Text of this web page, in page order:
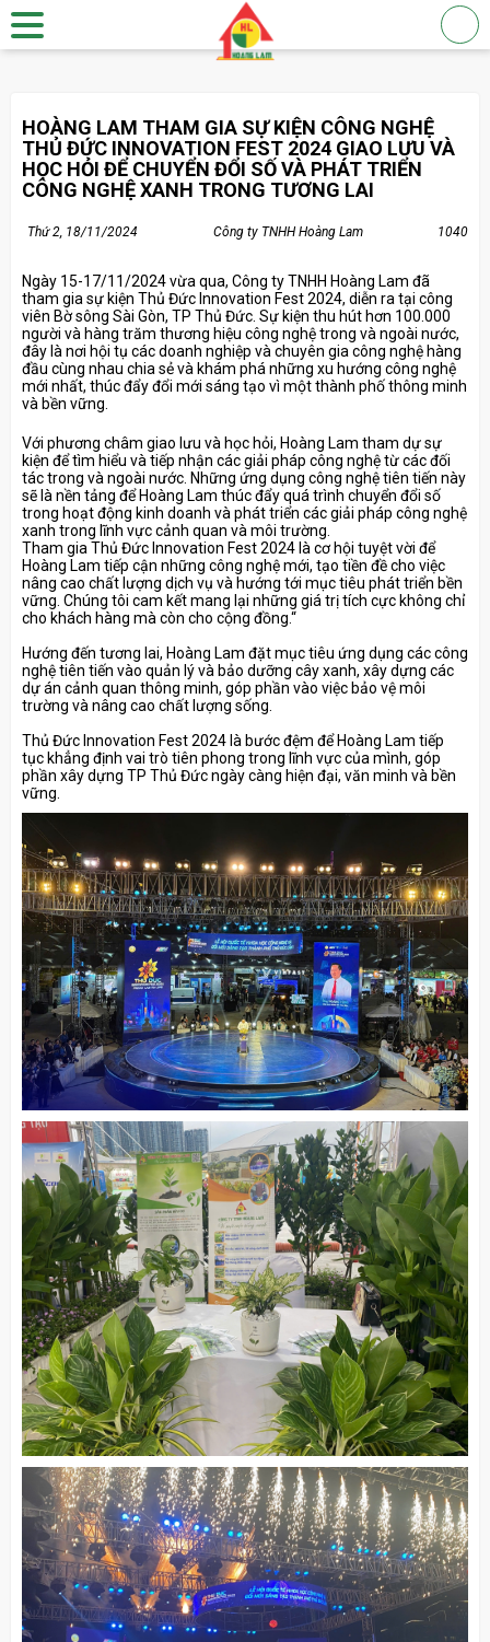
HOÀNG LAM THAM GIA SỰ KIỆN CÔNG NGHỆ
THỦ ĐỨC INNOVATION FEST 2024 GIAO LƯU VÀ
HỌC HỎI ĐỂ CHUYỂN ĐỔI SỐ VÀ PHÁT TRIỂN
CÔNG NGHỆ XANH TRONG TƯƠNG LAI
Thứ 2, 18/11/2024 Công ty TNHH Hoàng Lam 1040
Ngày 15-17/11/2024 vừa qua, Công ty TNHH Hoàng Lam đã
tham gia sự kiện Thủ Đức Innovation Fest 2024, diễn ra tại công
viên Bờ sông Sài Gòn, TP Thủ Đức. Sự kiện thu hút hơn 100.000
người và hàng trăm thương hiệu công nghệ trong và ngoài nước,
đây là nơi hội tụ các doanh nghiệp và chuyên gia công nghệ hàng
đầu cùng nhau chia sẻ và khám phá những xu hướng công nghệ
mới nhất, thúc đẩy đổi mới sáng tạo vì một thành phố thông minh
và bền vững.
Với phương châm giao lưu và học hỏi, Hoàng Lam tham dự sự
kiện để tìm hiểu và tiếp nhận các giải pháp công nghệ từ các đối
tác trong và ngoài nước. Những ứng dụng công nghệ tiên tiến này
sẽ là nền tảng để Hoàng Lam thúc đẩy quá trình chuyển đổi số
trong hoạt động kinh doanh và phát triển các giải pháp công nghệ
xanh trong lĩnh vực cảnh quan và môi trường.
Tham gia Thủ Đức Innovation Fest 2024 là cơ hội tuyệt vời để
Hoàng Lam tiếp cận những công nghệ mới, tạo tiền đề cho việc
nâng cao chất lượng dịch vụ và hướng tới mục tiêu phát triển bền
vững. Chúng tôi cam kết mang lại những giá trị tích cực không chỉ
cho khách hàng mà còn cho cộng đồng.“
Hướng đến tương lai, Hoàng Lam đặt mục tiêu ứng dụng các công
nghệ tiên tiến vào quản lý và bảo dưỡng cây xanh, xây dựng các
dự án cảnh quan thông minh, góp phần vào việc bảo vệ môi
trường và nâng cao chất lượng sống.
Thủ Đức Innovation Fest 2024 là bước đệm để Hoàng Lam tiếp
tục khẳng định vai trò tiên phong trong lĩnh vực của mình, góp
phần xây dựng TP Thủ Đức ngày càng hiện đại, văn minh và bền
vững.